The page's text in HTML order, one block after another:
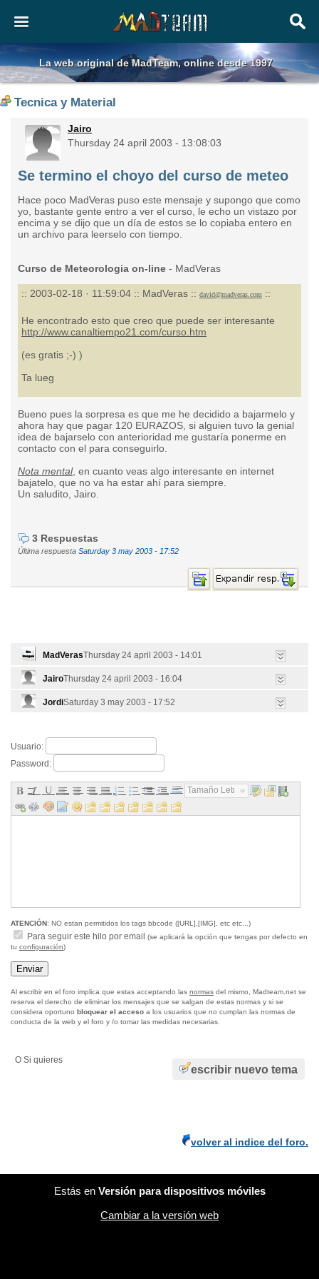
La web original de MadTeam, online desde 1997
Tecnica y Material
Jairo
Thursday 24 april 2003 - 13:08:03
Se termino el choyo del curso de meteo
Hace poco MadVeras puso este mensaje y supongo que como
yo, bastante gente entro a ver el curso, le echo un vistazo por
encima y se dijo que un día de estos se lo copiaba entero en
un archivo para leerselo con tiempo.
Curso de Meteorologia on-line - MadVeras
:: 2003-02-18 · 11:59:04 :: MadVeras :: david@madveras.com ::
He encontrado esto que creo que puede ser interesante
http://www.canaltiempo21.com/curso.htm
(es gratis ;-) )
Ta lueg
Bueno pues la sorpresa es que me he decidido a bajarmelo y
ahora hay que pagar 120 EURAZOS, si alguien tuvo la genial
idea de bajarselo con anterioridad me gustaría ponerme en
contacto con el para conseguirlo.
Nota mental, en cuanto veas algo interesante en internet
bajatelo, que no va ha estar ahí para siempre.
Un saludito, Jairo.
3 Respuestas
Última respuesta Saturday 3 may 2003 - 17:52
MadVerasThursday 24 april 2003 - 14:01
JairoThursday 24 april 2003 - 16:04
JordiSaturday 3 may 2003 - 17:52
Usuario:
Password:
Tamaño Letra...
ATENCIÓN: NO estan permitidos los tags bbcode ([URL],[IMG], etc etc...)
Para seguir este hilo por email
(se aplicará la opción que tengas por defecto en
tu configuración)
Al escribir en el foro implica que estas acceptando las normas del mismo, Madteam.net se
reserva el derecho de eliminar los mensajes que se salgan de estas normas y si se
considera oportuno bloquear el acceso a los usuarios que no cumplan las normas de
conducta de la web y el foro y /o tomar las medidas necesarias.
escribir nuevo tema
O Si quieres
volver al indice del foro.
Estás en Versión para dispositivos móviles
Cambiar a la versión web